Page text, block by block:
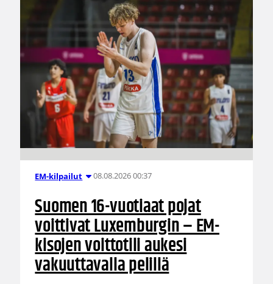
EM-kilpailut 08.08.2026 00:37
Suomen 16-vuotiaat pojat
voittivat Luxemburgin – EM-
kisojen voittotili aukesi
vakuuttavalla pelillä